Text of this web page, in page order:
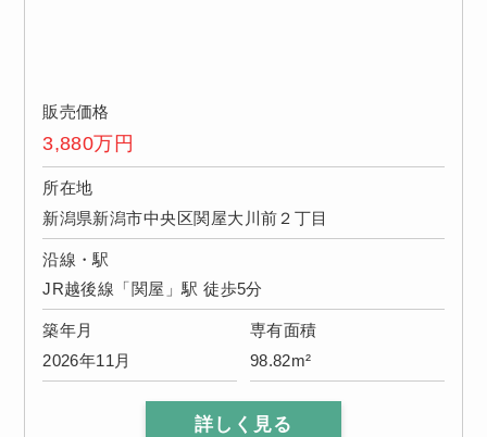
販売価格
3,880万円
所在地
新潟県新潟市中央区関屋大川前２丁目
沿線・駅
JR越後線「関屋」駅 徒歩5分
築年月
2026年11月
専有面積
98.82m²
詳しく見る